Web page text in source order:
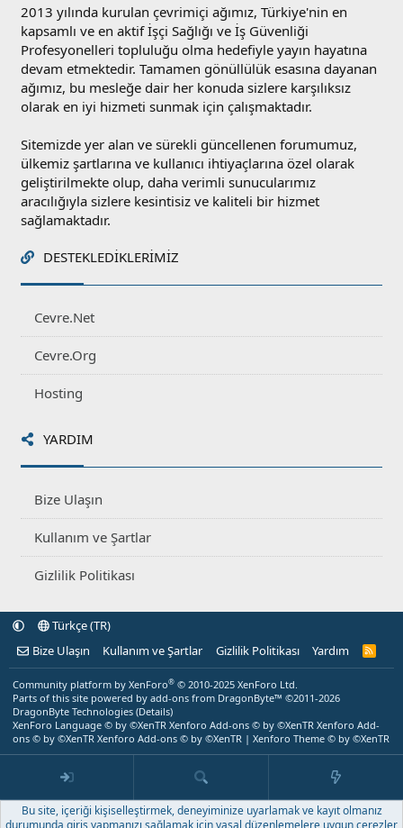
2013 yılında kurulan çevrimiçi ağımız, Türkiye'nin en
kapsamlı ve en aktif İşçi Sağlığı ve İş Güvenliği
Profesyonelleri topluluğu olma hedefiyle yayın hayatına
devam etmektedir. Tamamen gönüllülük esasına dayanan
ağımız, bu mesleğe dair her konuda sizlere karşılıksız
olarak en iyi hizmeti sunmak için çalışmaktadır.
Sitemizde yer alan ve sürekli güncellenen forumumuz,
ülkemiz şartlarına ve kullanıcı ihtiyaçlarına özel olarak
geliştirilmekte olup, daha verimli sunucularımız
aracılığıyla sizlere kesintisiz ve kaliteli bir hizmet
sağlamaktadır.
DESTEKLEDIKLERIMIZ
Cevre.Net
Cevre.Org
Hosting
YARDIM
Bize Ulaşın
Kullanım ve Şartlar
Gizlilik Politikası
Türkçe (TR)
Bize Ulaşın
Kullanım ve Şartlar Gizlilik Politikası Yardım
R
Community platform by XenForo® © 2010-2025 XenForo Ltd.
Parts of this site powered by add-ons from DragonByte™ ©2011-2026
DragonByte Technologies (Details)
XenForo Language © by ©XenTR Xenforo Add-ons © by ©XenTR Xenforo Add-
ons © by ©XenTR Xenforo Add-ons © by ©XenTR | Xenforo Theme © by ©XenTR
Bu site, içeriği kişiselleştirmek, deneyiminize uyarlamak ve kayıt olmanız
durumunda giriş yapmanızı sağlamak için yasal düzenlemelere uygun çerezler